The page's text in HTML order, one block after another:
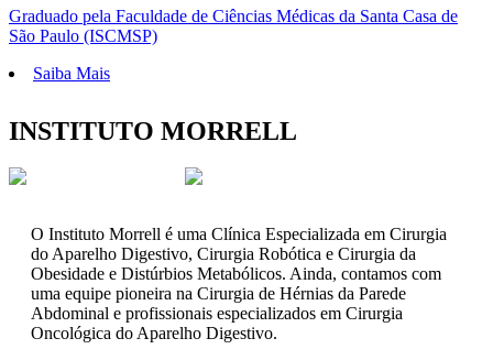
Graduado pela Faculdade de Ciências Médicas da Santa Casa de
São Paulo (ISCMSP)
Saiba Mais
INSTITUTO MORRELL
O Instituto Morrell é uma Clínica Especializada em Cirurgia
do Aparelho Digestivo, Cirurgia Robótica e Cirurgia da
Obesidade e Distúrbios Metabólicos. Ainda, contamos com
uma equipe pioneira na Cirurgia de Hérnias da Parede
Abdominal e profissionais especializados em Cirurgia
Oncológica do Aparelho Digestivo.